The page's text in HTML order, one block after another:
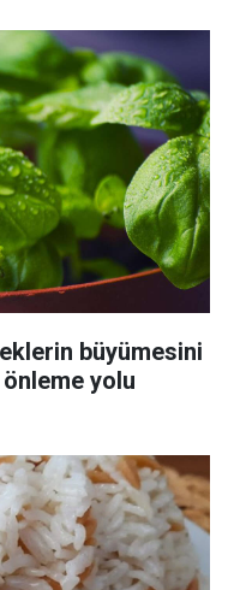
büyümesini
yolu